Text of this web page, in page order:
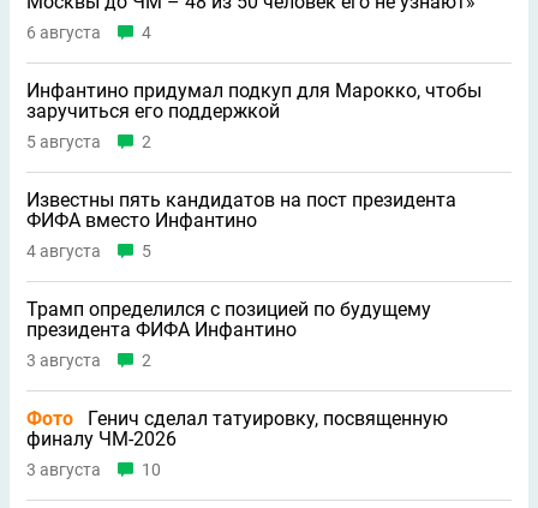
6 августа 4
Инфантино придумал подкуп для Марокко, чтобы
заручиться его поддержкой
5 августа 2
Известны пять кандидатов на пост президента
ФИФА вместо Инфантино
4 августа 5
Трамп определился с позицией по будущему
президента ФИФА Инфантино
3 августа 2
Фото
Генич сделал татуировку, посвященную
финалу ЧМ-2026
3 августа 10